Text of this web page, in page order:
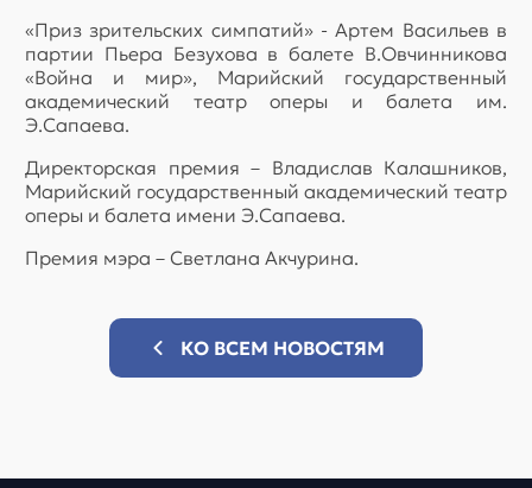
«Приз зрительских симпатий» - Артем Васильев в
партии Пьера Безухова в балете В.Овчинникова
«Война и мир», Марийский государственный
академический театр оперы и балета им.
Э.Сапаева.
Директорская премия – Владислав Калашников,
Марийский государственный академический театр
оперы и балета имени Э.Сапаева.
Премия мэра – Светлана Акчурина.
КО ВСЕМ НОВОСТЯМ